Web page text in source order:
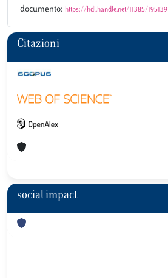
documento: https://hdl.handle.net/11385/195139
Citazioni
social impact